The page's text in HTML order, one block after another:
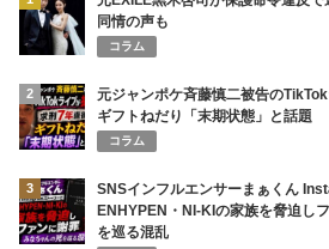
同情の声も
コラム
2
元ジャンポケ斉藤慎二被告の
ギフトねだり「末期状態」と話題
コラム
3
SNSインフルエンサーまぁくん
ENHYPEN・NI-KIの家族を脅迫し
を巡る混乱